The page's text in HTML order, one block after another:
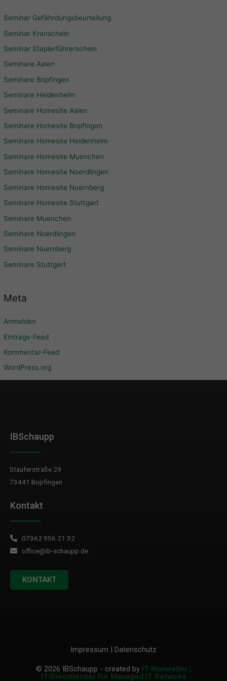
Seminar Gefährdungsbeurteilung
Seminar Kranschein
Seminar Staplerführerschein
Seminare Aalen
Seminare Bopfingen
Seminare Heidenheim
Seminare Homesite Aalen
Seminare Homesite Bopfingen
Seminare Homesite Heidenheim
Seminare Homesite Muenchen
Seminare Homesite Noerdlingen
Seminare Homesite Nuernberg
Seminare Homesite Stuttgart
Seminare Muenchen
Seminare Noerdlingen
Seminare Nuernberg
Seminare Stuttgart
Meta
Anmelden
Eintrags-Feed
Kommentar-Feed
WordPress.org
IBSchaupp
Stauferstraße 29
73441 Bopfingen
Kontakt
07362 956 21 32
office@ib-schaupp.de
KONTAKT
© 2026 IBSchaupp - created by IT-Nunweiler |
IT-Dienstleister für Managed IT Services
Impressum | Datenschutz
Externe Medien (7)
Inhalte von Videoplattformen und Social-Media-Plattformen werden
standardmäßig blockiert. Wenn Cookies von externen Medien
manuellen Einwilligung mehr.
Cookie-Informationen anzeigen
powered by Borlabs Cookie